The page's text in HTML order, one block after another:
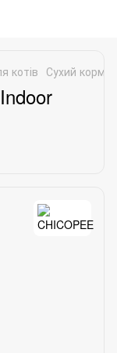
котів Сухий корм